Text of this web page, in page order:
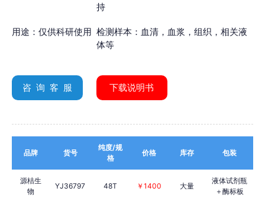
持
用途：仅供科研使用 检测样本：血清，血浆，组织，相关液
体等
咨 询 客 服 下载说明书
品牌 货号
纯度/规
格
价格 库存 包装
源桔生
物
YJ36797 48T ￥1400 大量
液体试剂瓶
＋酶标板